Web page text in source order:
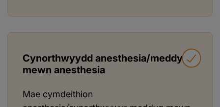
Cynorthwyydd anesthesia/meddyg
mewn anesthesia
Mae cymdeithion